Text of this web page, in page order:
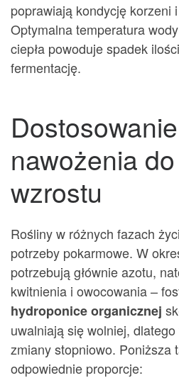
poprawiają kondycję korzeni
Optymalna temperatura
ciepła powoduje spadek
fermentację.
Dostosowanie
nawożenia
wzrostu
Rośliny w różnych fazach
potrzeby pokarmowe. W
potrzebują głównie azotu,
kwitnienia i owocowania –
hydroponice organicznej
uwalniają się wolniej,
zmiany stopniowo. Poniższa
odpowiednie proporcje: